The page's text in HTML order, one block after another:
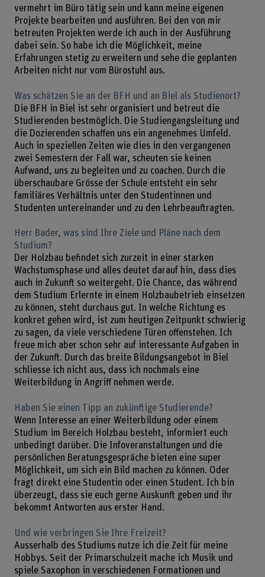
vermehrt im Büro tätig sein und kann meine eigenen
Projekte bearbeiten und ausführen. Bei den von mir
betreuten Projekten werde ich auch in der Ausführung
dabei sein. So habe ich die Möglichkeit, meine
Erfahrungen stetig zu erweitern und sehe die geplanten
Arbeiten nicht nur vom Bürostuhl aus.
Was schätzen Sie an der BFH und an Biel als Studienort?
Die BFH in Biel ist sehr organisiert und betreut die
Studierenden bestmöglich. Die Studiengangsleitung und
die Dozierenden schaffen uns ein angenehmes Umfeld.
Auch in speziellen Zeiten wie dies in den vergangenen
zwei Semestern der Fall war, scheuten sie keinen
Aufwand, uns zu begleiten und zu coachen. Durch die
überschaubare Grösse der Schule entsteht ein sehr
familiäres Verhältnis unter den Studentinnen und
Studenten untereinander und zu den Lehrbeauftragten.
Herr Bader, was sind Ihre Ziele und Pläne nach dem
Studium?
Der Holzbau befindet sich zurzeit in einer starken
Wachstumsphase und alles deutet darauf hin, dass dies
auch in Zukunft so weitergeht. Die Chance, das während
dem Studium Erlernte in einem Holzbaubetrieb einsetzen
zu können, steht durchaus gut. In welche Richtung es
konkret gehen wird, ist zum heutigen Zeitpunkt schwierig
zu sagen, da viele verschiedene Türen offenstehen. Ich
freue mich aber schon sehr auf interessante Aufgaben in
der Zukunft. Durch das breite Bildungsangebot in Biel
schliesse ich nicht aus, dass ich nochmals eine
Weiterbildung in Angriff nehmen werde.
Haben Sie einen Tipp an zukünftige Studierende?
Wenn Interesse an einer Weiterbildung oder einem
Studium im Bereich Holzbau besteht, informiert euch
unbedingt darüber. Die Infoveranstaltungen und die
persönlichen Beratungsgespräche bieten eine super
Möglichkeit, um sich ein Bild machen zu können. Oder
fragt direkt eine Studentin oder einen Student. Ich bin
überzeugt, dass sie euch gerne Auskunft geben und ihr
bekommt Antworten aus erster Hand.
Und wie verbringen Sie Ihre Freizeit?
Ausserhalb des Studiums nutze ich die Zeit für meine
Hobbys. Seit der Primarschulzeit mache ich Musik und
spiele Saxophon in verschiedenen Formationen und